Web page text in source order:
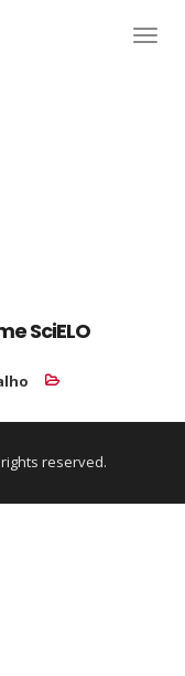
SciELO
reserved.